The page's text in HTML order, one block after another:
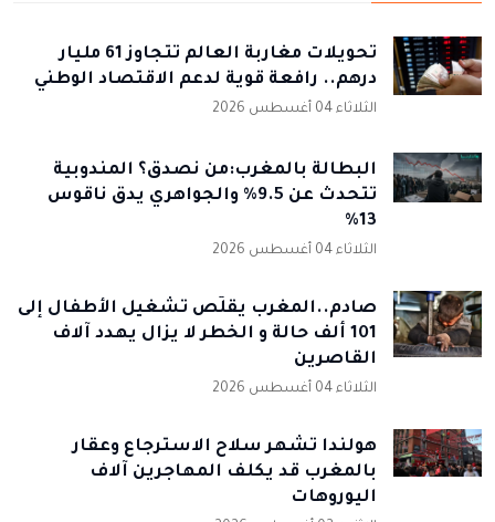
تحويلات مغاربة العالم تتجاوز 61 مليار
درهم.. رافعة قوية لدعم الاقتصاد الوطني
الثلاثاء 04 أغسطس 2026
البطالة بالمغرب:من نصدق؟ المندوبية
تتحدث عن 9.5% والجواهري يدق ناقوس
13%
الثلاثاء 04 أغسطس 2026
صادم..المغرب يقلّص تشغيل الأطفال إلى
101 ألف حالة و الخطر لا يزال يهدد آلاف
القاصرين
الثلاثاء 04 أغسطس 2026
هولندا تشهر سلاح الاسترجاع وعقار
بالمغرب قد يكلف المهاجرين آلاف
اليوروهات